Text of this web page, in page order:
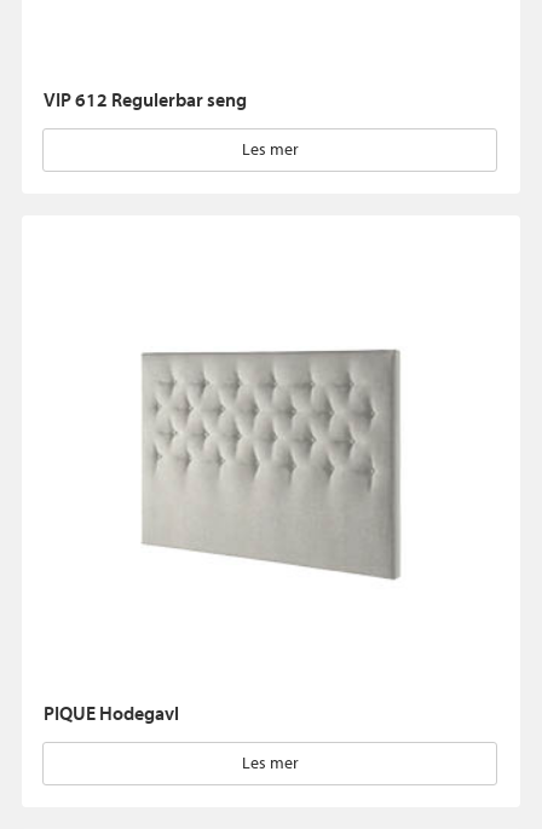
VIP 612 Regulerbar seng
Les mer
PIQUE Hodegavl
Les mer